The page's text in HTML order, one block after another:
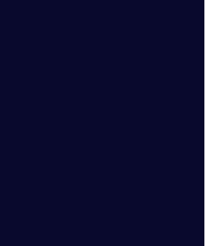
page